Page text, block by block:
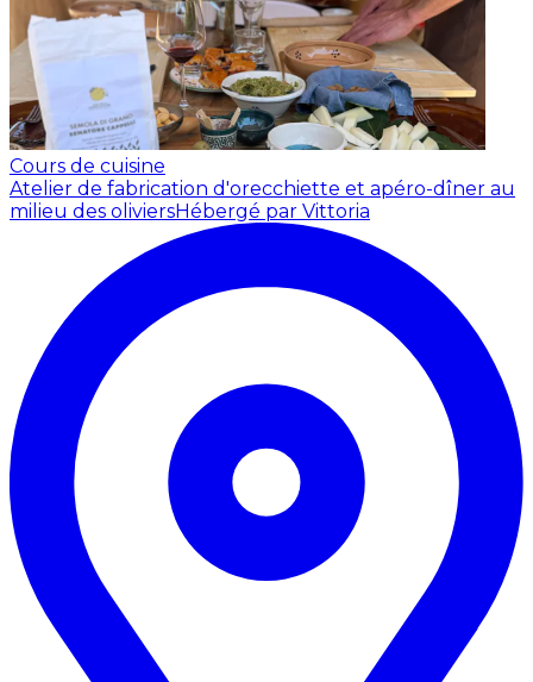
Cours de cuisine
Atelier de fabrication d'orecchiette et apéro-dîner au
milieu des oliviersHébergé par Vittoria